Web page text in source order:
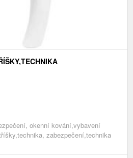
okenní kování,vybavení
zabezpečení,technika